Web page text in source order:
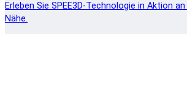
Erleben Sie SPEE3D-Technologie in Aktion
Nähe.